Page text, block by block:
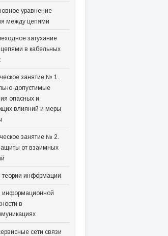
уравнение
между цепями
затухание
в кабельных
занятие № 1.
допустимые
опасных и
влияний и меры
занятие № 2.
от взаимных
информации
информационной
в
сети связи